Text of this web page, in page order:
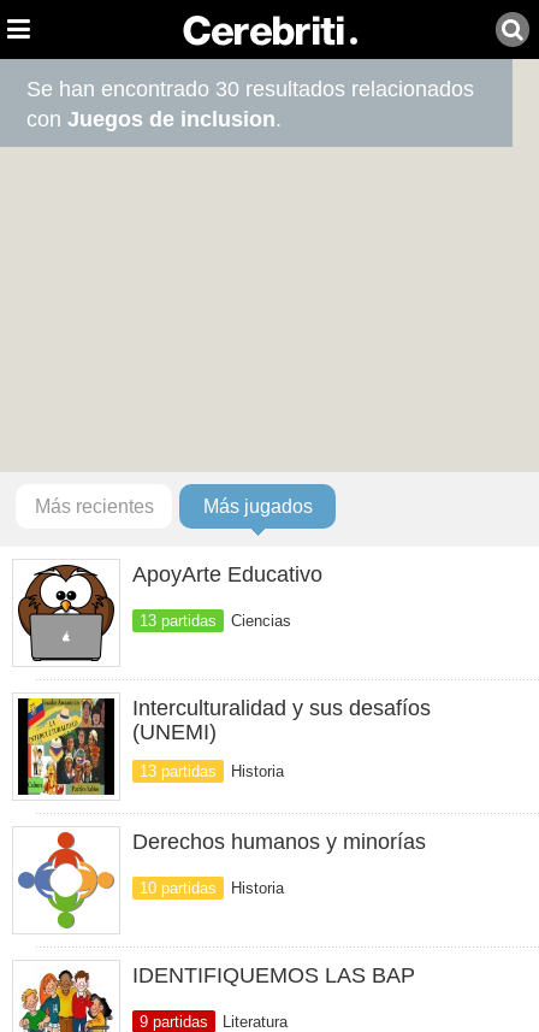
Se han encontrado 30 resultados relacionados
conJuegos de inclusion.
Más recientes Más jugados
ApoyArte Educativo
13 partidas Ciencias
Interculturalidad y sus desafíos
(UNEMI)
13 partidas Historia
Derechos humanos y minorías
10 partidas Historia
IDENTIFIQUEMOS LAS BAP
9 partidas Literatura